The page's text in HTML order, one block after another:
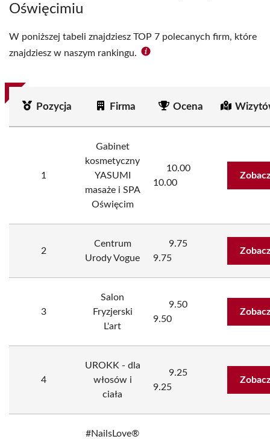
Oświęcimiu
W poniższej tabeli znajdziesz TOP 7 polecanych firm, które
znajdziesz w naszym rankingu.
Pozycja Firma Ocena
1
Gabinet
kosmetyczny
YASUMI
masaże i SPA
Oświęcim
10.00
10.00
2
Centrum
Urody Vogue
9.75
9.75
3
Salon
Fryzjerski
L'art
9.50
9.50
4
UROKK - dla
włosów i
ciała
9.25
9.25
#NailsLove®